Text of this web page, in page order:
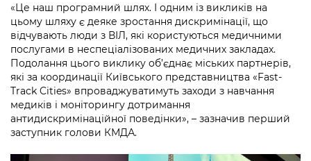
«Це наш програмний шлях. І одним із викликів на
цьому шляху є деяке зростання дискримінації, що
відчувають люди з ВІЛ, які користуються медичними
послугами в неспеціалізованих медичних закладах.
Подолання цього виклику об’єднає міських партнерів,
які за координації Київського представництва «Fast-
Track Cities» впроваджуватимуть заходи з навчання
медиків і моніторингу дотримання
антидискримінаційної поведінки», – зазначив перший
заступник голови КМДА.